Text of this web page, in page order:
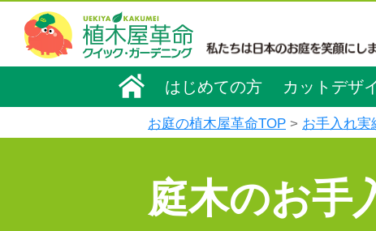
はじめての方 カットデザ
お庭の植木屋革命TOP お手入れ実
庭木のお手